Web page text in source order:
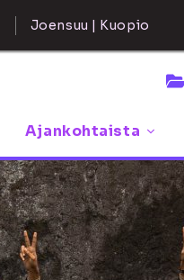
Joensuu | Kuopio
Ajankohtaista